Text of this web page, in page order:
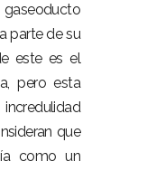
gaseoducto
parte de su
este es el
pero esta
que
como un